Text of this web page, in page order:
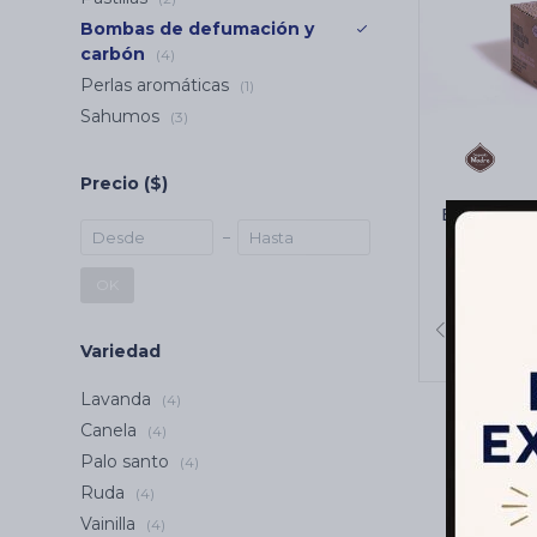
Bombas de defumación y
carbón
(4)
Perlas aromáticas (1)
Sahumos (3)
Precio ($)
Variedad
Lavanda (4)
Canela (4)
Palo santo (4)
Ruda (4)
Vainilla (4)